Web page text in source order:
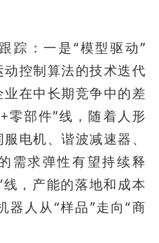
踪：一是“模型驱动”
控制算法的技术迭代
在中长期竞争中的差
零部件”线，随着人形
电机、谐波减速器、
需求弹性有望持续释
，产能的落地和成本
器人从“样品”走向“商